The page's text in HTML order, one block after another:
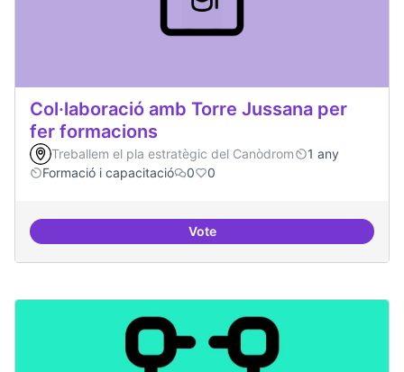
Col·laboració amb Torre Jussana per
fer formacions
Treballem el pla estratègic del Canòdrom
1 any
Formació i capacitació
0 0
VoteCol·laboració amb Torre